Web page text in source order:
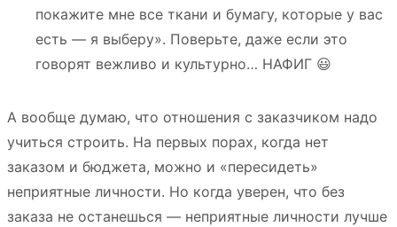
покажите мне все ткани и бумагу, которые у вас
есть — я выберу». Поверьте, даже если это
говорят вежливо и культурно… НАФИГ 😃
А вообще думаю, что отношения с заказчиком надо
учиться строить. На первых порах, когда нет
заказом и бюджета, можно и «пересидеть»
неприятные личности. Но когда уверен, что без
заказа не останешься — неприятные личности лучше